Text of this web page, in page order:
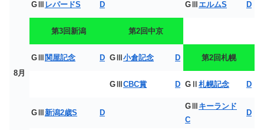
8月
GⅢ レパードS D GⅢ エルムS D
第3回新潟 第2回中京
GⅢ関屋記念 D GⅢ小倉記念 D 第2回札幌
GⅢCBC賞 D GⅡ 札幌記念 D
GⅢ新潟2歳S D
GⅢ キーランド
C
D